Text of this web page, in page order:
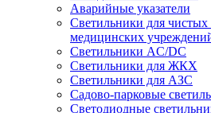
Аварийные указатели
Светильники для
медицинских
Светильники AC/DC
Светильники для ЖКХ
Светильники для АЗС
Садово-парковые
Светодиодные